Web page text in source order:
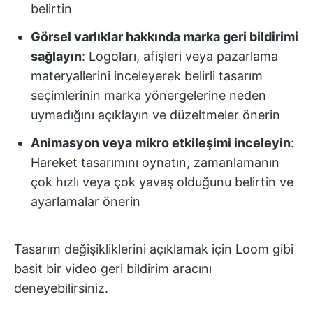
belirtin
Görsel varlıklar hakkında marka geri bildirimi
sağlayın: Logoları, afişleri veya pazarlama
materyallerini inceleyerek belirli tasarım
seçimlerinin marka yönergelerine neden
uymadığını açıklayın ve düzeltmeler önerin
Animasyon veya mikro etkileşimi inceleyin:
Hareket tasarımını oynatın, zamanlamanın
çok hızlı veya çok yavaş olduğunu belirtin ve
ayarlamalar önerin
Tasarım değişikliklerini açıklamak için Loom gibi
basit bir video geri bildirim aracını
deneyebilirsiniz.